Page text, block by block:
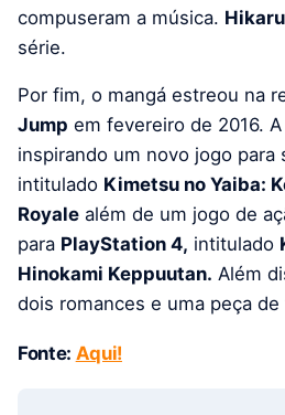
compuseram a música.
série.
Por fim, o mangá estreou na
Jump em fevereiro de 2016.
inspirando um novo jogo para
intitulado Kimetsu no Yaiba:
Royale além de um jogo de
para PlayStation 4, intitulado
Hinokami Keppuutan. Além
dois romances e uma peça de
Fonte: Aqui!